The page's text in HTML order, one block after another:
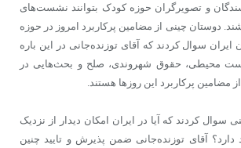
و تصویرگران حوزه کودک بتوانند نشست‌های
دوستان چینی از مضامین پرکاربرد امروز در حوزه
ایران سوال کردند که آقای توزنده‌جانی در این باره
محیطی، حقوق شهروندی، صلح و بحث‌هایی در
مضامین پرکاربرد این روزها هستند.
سوال کردند که آیا در ایران امکان دیدار از نزدیک
آقای توزنده‌جانی ضمن پذیرش و تایید چنین